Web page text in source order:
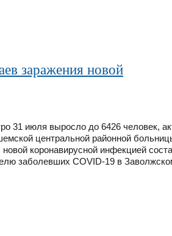
заражения новой
31 июля выросло до 6426 человек,
центральной районной
коронавирусной инфекцией
заболевших COVID-19 в